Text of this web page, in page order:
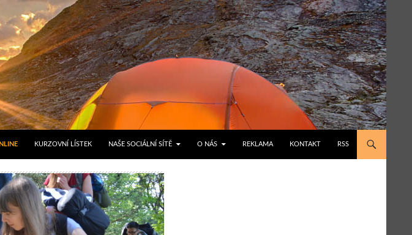
KURZOVNÍ LÍSTEK NAŠE SOCIÁLNÍ SÍTĚ O NÁS REKLAMA KONTAKT RSS